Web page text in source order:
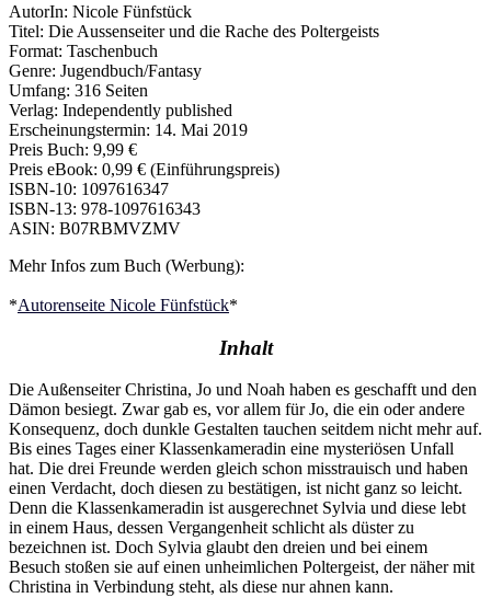
AutorIn: Nicole Fünfstück
Titel: Die Aussenseiter und die Rache des Poltergeists
Format: Taschenbuch
Genre: Jugendbuch/Fantasy
Umfang: 316 Seiten
Verlag: Independently published
Erscheinungstermin: 14. Mai 2019
Preis Buch: 9,99 €
Preis eBook: 0,99 € (Einführungspreis)
ISBN-10: 1097616347
ISBN-13: 978-1097616343
ASIN: B07RBMVZMV
Mehr Infos zum Buch (Werbung):
*Autorenseite Nicole Fünfstück*
Inhalt
Die Außenseiter Christina, Jo und Noah haben es geschafft und den
Dämon besiegt. Zwar gab es, vor allem für Jo, die ein oder andere
Konsequenz, doch dunkle Gestalten tauchen seitdem nicht mehr auf.
Bis eines Tages einer Klassenkameradin eine mysteriösen Unfall
hat. Die drei Freunde werden gleich schon misstrauisch und haben
einen Verdacht, doch diesen zu bestätigen, ist nicht ganz so leicht.
Denn die Klassenkameradin ist ausgerechnet Sylvia und diese lebt
in einem Haus, dessen Vergangenheit schlicht als düster zu
bezeichnen ist. Doch Sylvia glaubt den dreien und bei einem
Besuch stoßen sie auf einen unheimlichen Poltergeist, der näher mit
Christina in Verbindung steht, als diese nur ahnen kann.